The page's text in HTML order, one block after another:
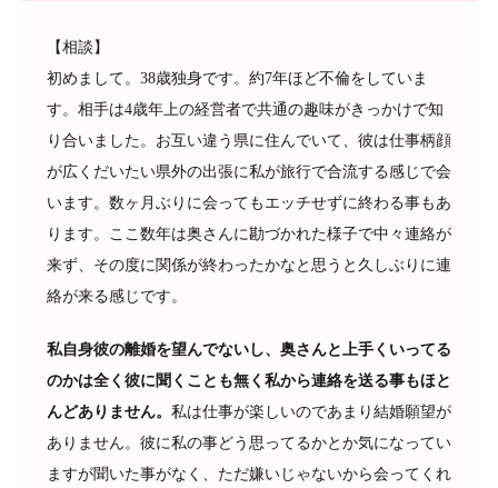
【相談】
初めまして。38歳独身です。約7年ほど不倫をしていま
す。相手は4歳年上の経営者で共通の趣味がきっかけで知
り合いました。お互い違う県に住んでいて、彼は仕事柄顔
が広くだいたい県外の出張に私が旅行で合流する感じで会
います。数ヶ月ぶりに会ってもエッチせずに終わる事もあ
ります。ここ数年は奥さんに勘づかれた様子で中々連絡が
来ず、その度に関係が終わったかなと思うと久しぶりに連
絡が来る感じです。
私自身彼の離婚を望んでないし、奥さんと上手くいってる
のかは全く彼に聞くことも無く私から連絡を送る事もほと
んどありません。 私は仕事が楽しいのであまり結婚願望が
ありません。彼に私の事どう思ってるかとか気になってい
ますが聞いた事がなく、ただ嫌いじゃないから会ってくれ